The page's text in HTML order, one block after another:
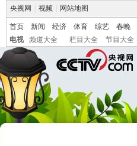
央视网 视频 网站地图
首页 新闻 经济 体育 综艺 春晚
电视
频道大全 栏目大全 节目大全